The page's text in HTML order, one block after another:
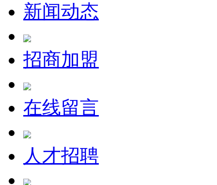
新闻动态
招商加盟
在线留言
人才招聘